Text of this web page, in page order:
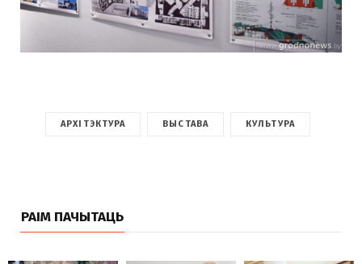
АРХІТЭКТУРА ВЫСТАВА КУЛЬТУРА
РАІМ ПАЧЫТАЦЬ